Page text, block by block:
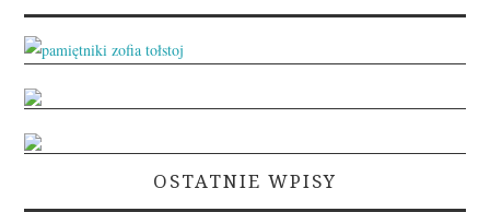
OSTATNIE WPISY